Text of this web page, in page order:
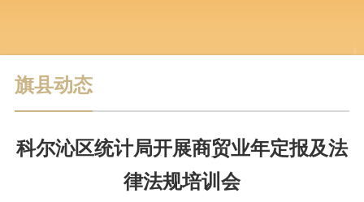
旗县动态
科尔沁区统计局开展商贸业年定报及法
律法规培训会